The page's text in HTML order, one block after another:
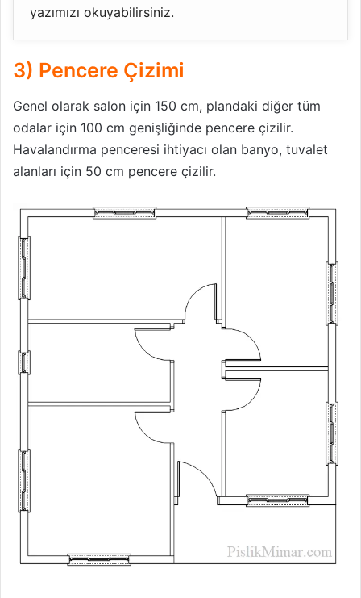
yazımızı okuyabilirsiniz.
3) Pencere Çizimi
Genel olarak salon için 150 cm, plandaki diğer tüm
odalar için 100 cm genişliğinde pencere çizilir.
Havalandırma penceresi ihtiyacı olan banyo, tuvalet
alanları için 50 cm pencere çizilir.